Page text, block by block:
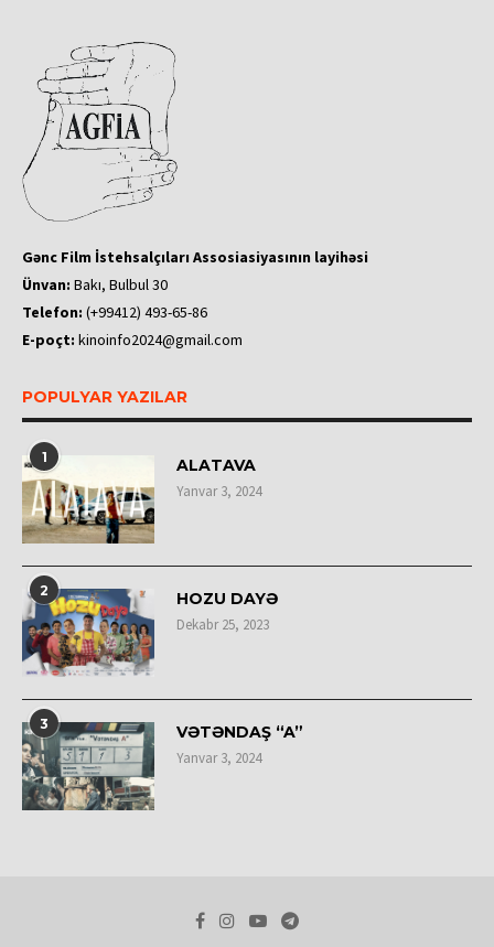
Gənc Film İstehsalçıları Assosiasiyasının layihəsi
Ünvan: Bakı, Bulbul 30
Telefon: (+99412) 493-65-86
E-poçt: kinoinfo2024@gmail.com
POPULYAR YAZILAR
1 ALATAVA
Yanvar 3, 2024
2 HOZU DAYƏ
Dekabr 25, 2023
3 VƏTƏNDAŞ “A”
Yanvar 3, 2024